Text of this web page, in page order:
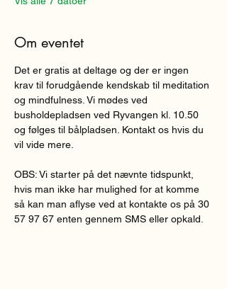
Om eventet
Det er gratis at deltage og der er ingen
krav til forudgående kendskab til meditation
og mindfulness. Vi mødes ved
busholdepladsen ved Ryvangen kl. 10.50
og følges til bålpladsen. Kontakt os hvis du
vil vide mere.
OBS: Vi starter på det nævnte tidspunkt,
hvis man ikke har mulighed for at komme
så kan man aflyse ved at kontakte os på 30
57 97 67 enten gennem SMS eller opkald.